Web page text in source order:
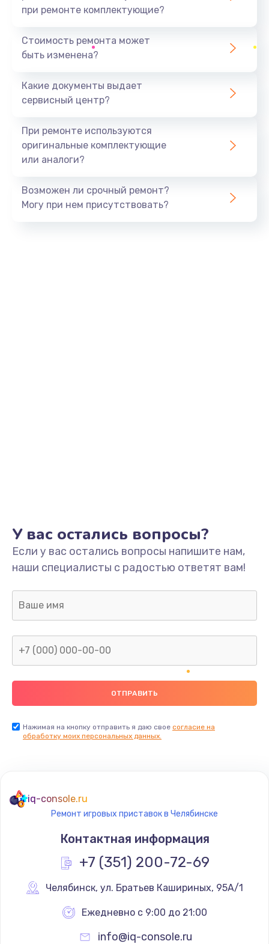
1440 руб.
Ремонт южного моста
Замена батарейки BIOS
Заказать
Замена/Pемонт карбюратора
1300 руб.
Заказать
Ремонт капиллярной трубки
400 руб.
Заказать
Замена термостата
1200 руб.
Заказать
Замена реле
при ремонте комплектующие?
Стоимость ремонта может
быть изменена?
Какие документы выдает
сервисный центр?
При ремонте используются
оригинальные комплектующие
или аналоги?
Возможен ли срочный ремонт?
Могу при нем присутствовать?
У вас остались вопросы?
Если у вас остались вопросы напишите нам,
наши специалисты с радостью ответят вам!
Нажимая на кнопку отправить я даю свое согласие на
обработку моих персональных данных.
iq-console.ru
Ремонт игровых приставок в Челябинске
Контактная информация
+7 (351) 200-72-69
Челябинск, ул. Братьев Кашириных, 95А/1
Ежедневно с 9:00 до 21:00
info@iq-console.ru